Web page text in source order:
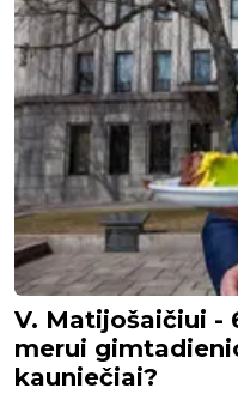
V. Matijošaičiui -
merui
kauniečiai?